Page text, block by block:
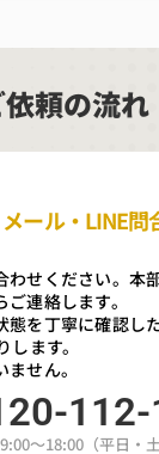
依頼の流れ
ール・LINE問
わせください。本
連絡します。
態を丁寧に確認し
ます。
せん。
〜18:00（平日・土